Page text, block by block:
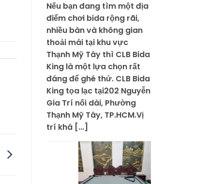
Nếu bạn đang tìm một địa
điểm chơi bida rộng rãi,
nhiều bàn và không gian
thoải mái tại khu vực
Thạnh Mỹ Tây thì CLB Bida
King là một lựa chọn rất
đáng để ghé thử. CLB Bida
King tọa lạc tại202 Nguyễn
Gia Trí nối dài, Phường
Thạnh Mỹ Tây, TP.HCM.Vị
trí khá [...]